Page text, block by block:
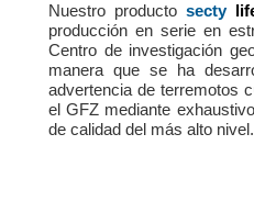
Nuestro productosecty
producción en serie en
Centro de investigación
manera que se ha
advertencia de terremotos
el GFZ mediante
de calidad del más alto nivel.